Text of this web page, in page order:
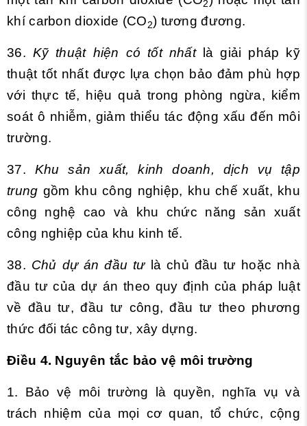
2
khí carbon dioxide (CO2) tương đương.
36. Kỹ thuật hiện có tốt nhất
là giải pháp kỹ
thuật tốt nhất được lựa chọn bảo đảm phù hợp
với thực tế, hiệu quả trong phòng ngừa, kiểm
soát ô nhiễm, giảm thiểu tác động xấu đến môi
trường.
37. Khu sản xuất, kinh doanh, dịch vụ tập
trung gồm khu công nghiệp, khu chế xuất, khu
công nghệ cao và khu chức năng sản xuất
công nghiệp của khu kinh tế.
38. Chủ dự án đầu tưlà chủ đầu tư hoặc nhà
đầu tư của dự án theo quy định của pháp luật
về đầu tư, đầu tư công, đầu tư theo phương
thức đối tác công tư, xây dựng.
Điều 4. Nguyên tắc bảo vệ môi trường
1. Bảo vệ môi trường là quyền, nghĩa vụ và
trách nhiệm của mọi cơ quan, tổ chức, cộng